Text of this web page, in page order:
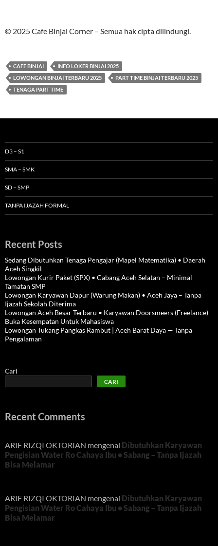
© 2025 Cafe Binjai Corner – Semua hak cipta dilindungi.
CAFE BINJAI
INFO LOKER BINJAI 2025
LOWONGAN BINJAI TERBARU 2025
PART TIME BINJAI TERBARU 2025
TENAGA PART TIME
D3 – S1
SMA – SMK
SD – SMP
TANPA IJAZAH FORMAL
Recent Posts
Sedang Dibutuhkan Tenaga Pengajar (Mapel Matematika) • Daerah
Aceh Singkil
Lowongan Kurir Paket (SPX) • Cabang Aceh Selatan – Minimal
Tamatan SMP
Lowongan Karyawan Dapur (Warung Makan) • Aceh Jaya – Tanpa
Ijazah Sekolah Diterima
Lowongan Aceh Besar Terbaru • Karyawan Doorsmeers (Freelance)
Buka Kesempatan Untuk Mahasiswa
Lowongan Tukang Pangkas Rambut | Aceh Barat Daya — Tanpa
Pengalaman
Cari
CARI
Recent Comments
ARIF RIZQI OKTORIAN mengenai Dibutuhkan Karyawan
Pengisian Water Ro Cahaya Ibu • Sabang – Tanpa Ijazah
Bisa Melamar
ARIF RIZQI OKTORIAN mengenai Dibutuhkan Karyawan
Pengisian Water Ro Cahaya Ibu • Sabang – Tanpa Ijazah
Bisa Melamar